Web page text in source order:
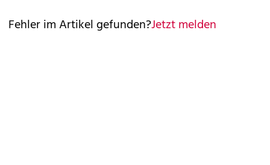
Fehler im Artikel gefunden?Jetzt melden